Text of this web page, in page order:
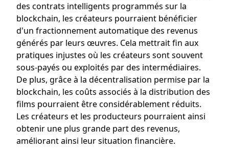
des contrats intelligents programmés sur la
blockchain, les créateurs pourraient bénéficier
d'un fractionnement automatique des revenus
générés par leurs œuvres. Cela mettrait fin aux
pratiques injustes où les créateurs sont souvent
sous-payés ou exploités par des intermédiaires.
De plus, grâce à la décentralisation permise par la
blockchain, les coûts associés à la distribution des
films pourraient être considérablement réduits.
Les créateurs et les producteurs pourraient ainsi
obtenir une plus grande part des revenus,
améliorant ainsi leur situation financière.